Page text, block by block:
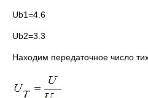
Ub1=4.6
Ub2=3.3
Находим передаточное число